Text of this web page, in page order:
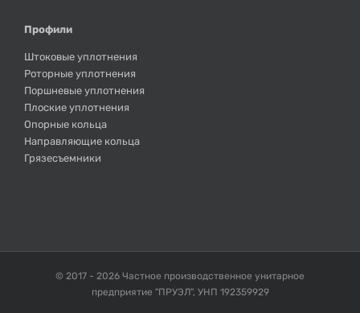
Профили
Штоковые уплотнения
Роторные уплотнения
Поршневые уплотнения
Плоские уплотнения
Опорные кольца
Направляющие кольца
Грязесъемники
© 2017 - 2026 Частное производственное унитарное
предприятие "ПРУЭЛ", УНП 192359929